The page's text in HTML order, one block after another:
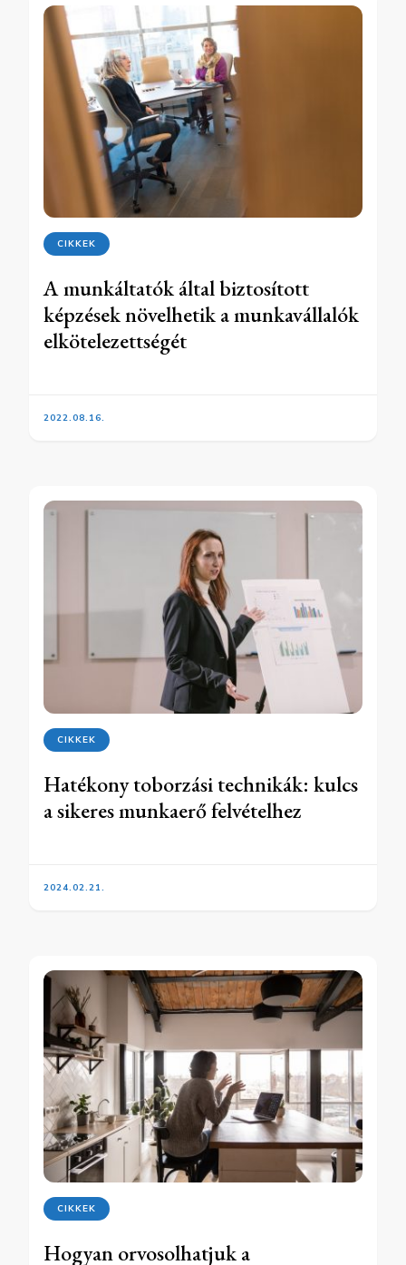
CIKKEK
A munkáltatók által biztosított
képzések növelhetik a munkavállalók
elkötelezettségét
2022.08.16.
CIKKEK
Hatékony toborzási technikák: kulcs
a sikeres munkaerő felvételhez
2024.02.21.
CIKKEK
Hogyan orvosolhatjuk a